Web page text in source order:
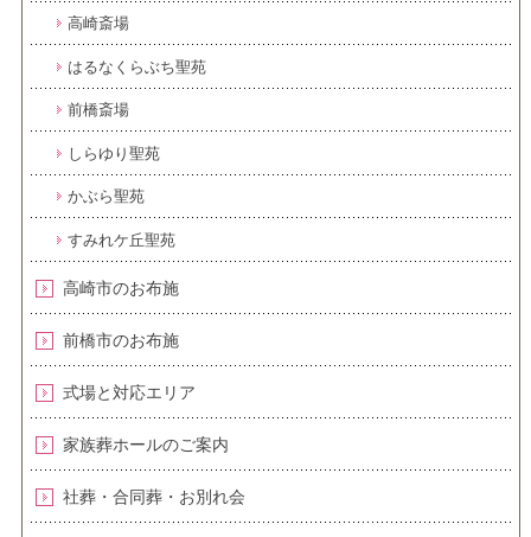
高崎斎場
はるなくらぶち聖苑
前橋斎場
しらゆり聖苑
かぶら聖苑
すみれケ丘聖苑
高崎市のお布施
前橋市のお布施
式場と対応エリア
家族葬ホールのご案内
社葬・合同葬・お別れ会